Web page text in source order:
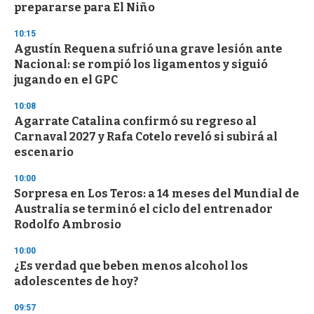
prepararse para El Niño
10:15
Agustín Requena sufrió una grave lesión ante
Nacional: se rompió los ligamentos y siguió
jugando en el GPC
10:08
Agarrate Catalina confirmó su regreso al
Carnaval 2027 y Rafa Cotelo reveló si subirá al
escenario
10:00
Sorpresa en Los Teros: a 14 meses del Mundial de
Australia se terminó el ciclo del entrenador
Rodolfo Ambrosio
10:00
¿Es verdad que beben menos alcohol los
adolescentes de hoy?
09:57